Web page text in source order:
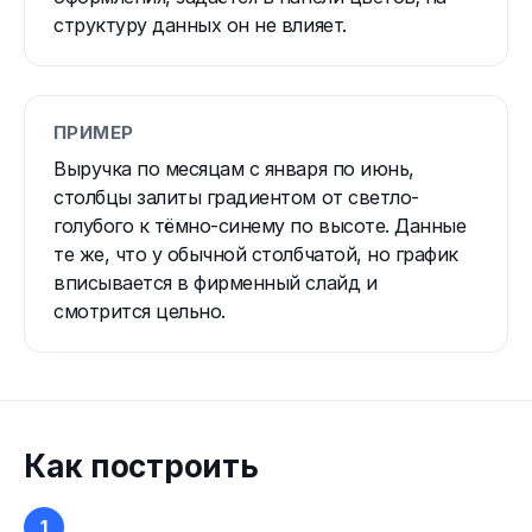
структуру данных он не влияет.
ПРИМЕР
Выручка по месяцам с января по июнь,
столбцы залиты градиентом от светло-
голубого к тёмно-синему по высоте. Данные
те же, что у обычной столбчатой, но график
вписывается в фирменный слайд и
смотрится цельно.
Как построить